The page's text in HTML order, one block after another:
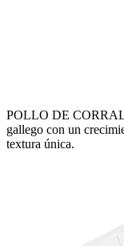
POLLO DE
gallego con un
textura única.